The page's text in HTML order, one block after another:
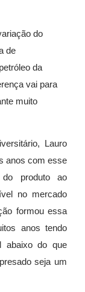
do
de
da
vai para
muito
Lauro
anos com esse
do produto ao
no mercado
formou essa
anos tendo
abaixo do que
seja um